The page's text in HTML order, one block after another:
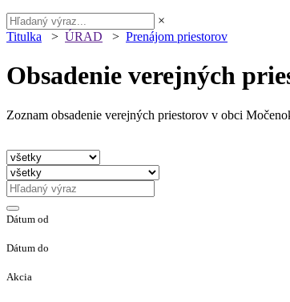
×
Titulka > ÚRAD > Prenájom priestorov
Obsadenie verejných
Zoznam obsadenie verejných priestorov v obci
Dátum od
Dátum do
Akcia